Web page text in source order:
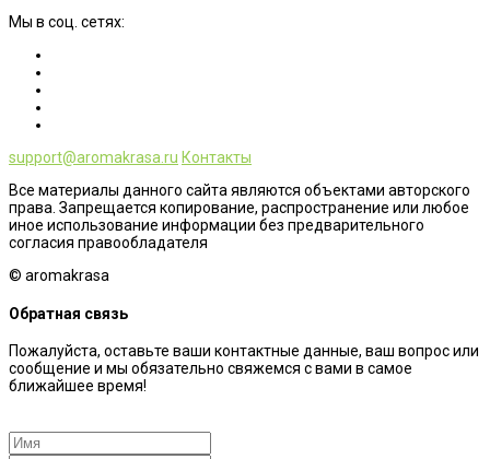
Мы в соц. сетях:
support@aromakrasa.ru Контакты
Все материалы данного сайта являются объектами авторского
права. Запрещается копирование, распространение или любое
иное использование информации без предварительного
согласия правообладателя
© aromakrasa
Обратная связь
Пожалуйста, оставьте ваши контактные данные, ваш вопрос или
сообщение и мы обязательно свяжемся с вами в самое
ближайшее время!